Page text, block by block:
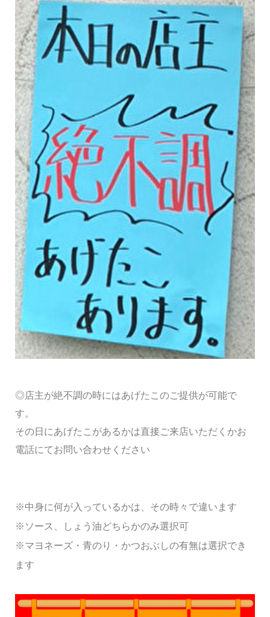
◎店主が絶不調の時にはあげたこのご提供が可能で
す。
その日にあげたこがあるかは直接ご来店いただくかお
電話にてお問い合わせください
※中身に何が入っているかは、その時々で違います
※ソース、しょう油どちらかのみ選択可
※マヨネーズ・青のり・かつおぶしの有無は選択でき
ます